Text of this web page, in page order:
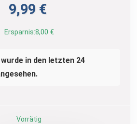
Ursprünglicher
war:
9,99 €
ist:
Ersparnis:8,00 €
in den letzten 24
Vorrätig